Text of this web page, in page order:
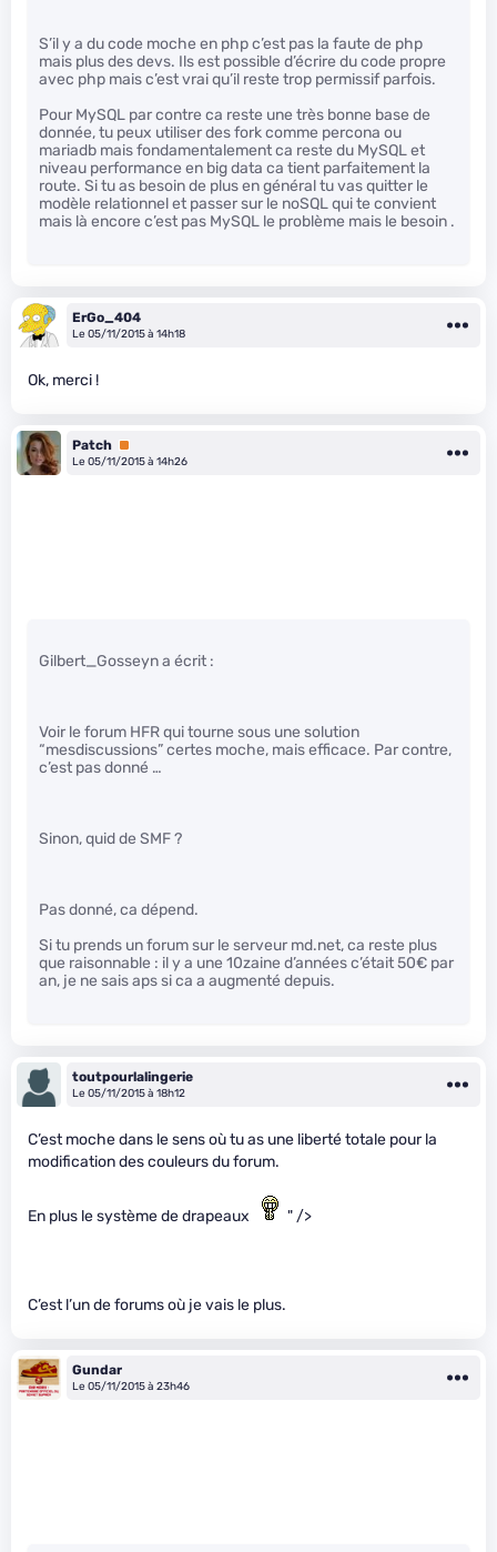
S’il y a du code moche en php c’est pas la faute de php
mais plus des devs. Ils est possible d’écrire du code propre
avec php mais c’est vrai qu’il reste trop permissif parfois.
Pour MySQL par contre ca reste une très bonne base de
donnée, tu peux utiliser des fork comme percona ou
mariadb mais fondamentalement ca reste du MySQL et
niveau performance en big data ca tient parfaitement la
route. Si tu as besoin de plus en général tu vas quitter le
modèle relationnel et passer sur le noSQL qui te convient
mais là encore c’est pas MySQL le problème mais le besoin .
ErGo_404
Le 05/11/2015 à 14h18
Ok, merci !
Patch Premium
Le 05/11/2015 à 14h26
Gilbert_Gosseyn a écrit :
Voir le forum HFR qui tourne sous une solution
“mesdiscussions” certes moche, mais efficace. Par contre,
c’est pas donné …
Sinon, quid de SMF ?
Pas donné, ca dépend.
Si tu prends un forum sur le serveur md.net, ca reste plus
que raisonnable : il y a une 10zaine d’années c’était 50€ par
an, je ne sais aps si ca a augmenté depuis.
toutpourlalingerie
Le 05/11/2015 à 18h12
C’est moche dans le sens où tu as une liberté totale pour la
modification des couleurs du forum.
En plus le système de drapeaux " />
C’est l’un de forums où je vais le plus.
Gundar
Le 05/11/2015 à 23h46